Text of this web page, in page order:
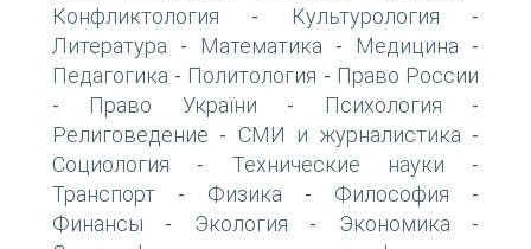
Конфликтология - Культурология -
Литература - Математика - Медицина -
Педагогика - Политология - Право России
- Право України - Психология -
Религоведение - СМИ и журналистика -
Социология - Технические науки -
Транспорт - Физика - Философия -
Финансы - Экология - Экономика -